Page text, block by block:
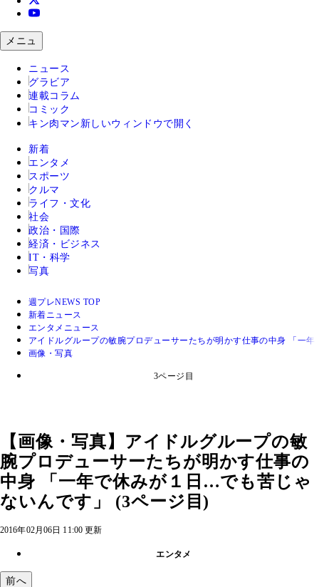
メニュ
ニュース
グラビア
連載コラム
コミック
キン肉マン 新しいウィンドウで開く
新着
エンタメ
スポーツ
クルマ
ライフ・文化
社会
政治・国際
経済・ビジネス
IT・科学
写真
週プレNEWS TOP
新着ニュース
エンタメニュース
アイドルグループの敏腕プロデューサーたちが明かす仕事の中身 「一
画像・写真
3ページ目
【画像・写真】アイドルグループの敏
腕プロデューサーたちが明かす仕事の
中身 「一年で休みが１日…でも苦じゃ
ないんです」 (3ページ目)
2016年02月06日 11:00 更新
エンタメ
前へ